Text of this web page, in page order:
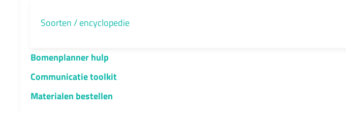
Soorten / encyclopedie
Bomenplanner hulp
Communicatie toolkit
Materialen bestellen